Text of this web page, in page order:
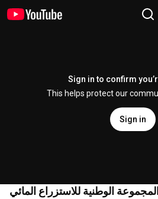
Sign in to confirm
This helps protect our
Sign in
الوطنية للاستزراع المائي